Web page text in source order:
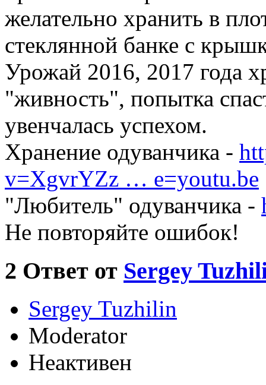
желательно хранить в
стеклянной банке с
Урожай 2016, 2017 года
"живность", попытка
увенчалась успехом.
Хранение одуванчика -
v=XgvrYZz … e=youtu.be
"Любитель" одуванчика -
Не повторяйте ошибок!
2 Ответ от Sergey
Sergey Tuzhilin
Moderator
Неактивен